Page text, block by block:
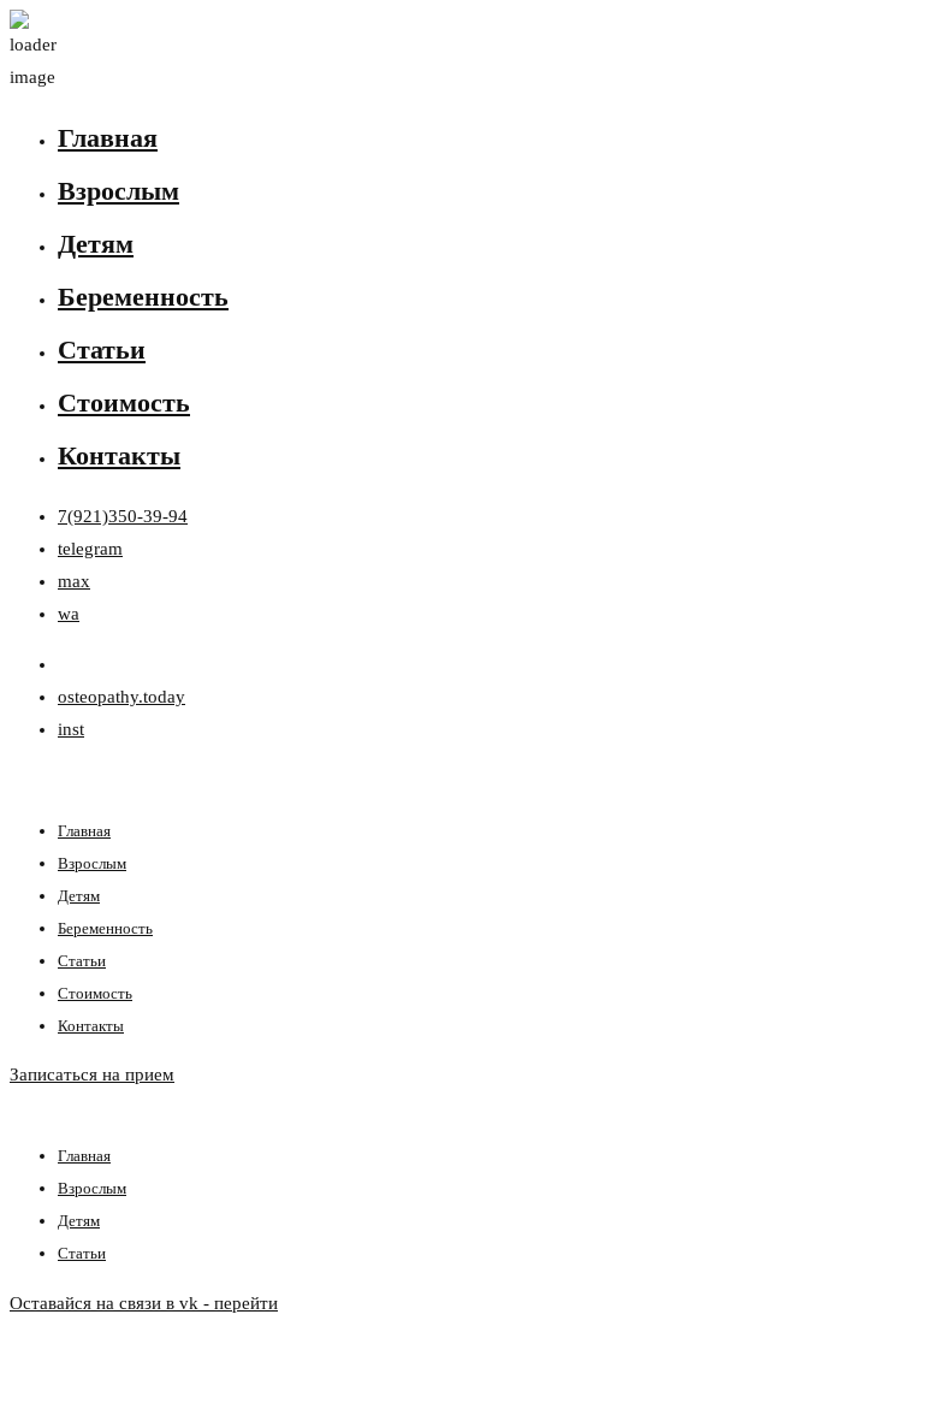
Главная
Взрослым
Детям
Беременность
Статьи
Стоимость
Контакты
7(921)350-39-94
telegram
max
wa
osteopathy.today
inst
Главная
Взрослым
Детям
Беременность
Статьи
Стоимость
Контакты
Записаться на прием
Главная
Взрослым
Детям
Статьи
Оставайся на связи в vk - перейти